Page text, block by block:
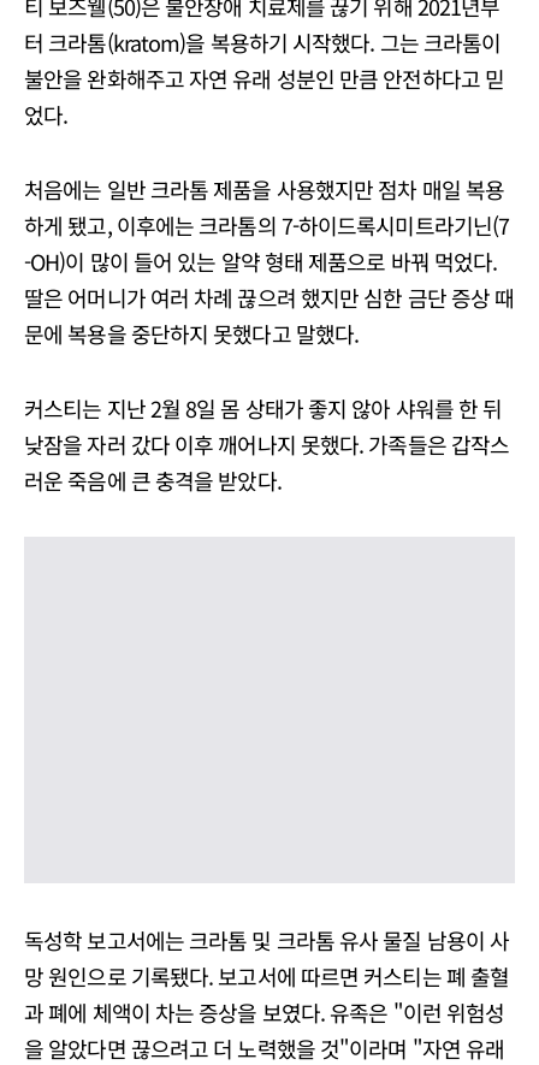
터 크라톰(kratom)을 복용하기 시작했다. 그는 크라톰이
불안을 완화해주고 자연 유래 성분인 만큼 안전하다고 믿
었다.
처음에는 일반 크라톰 제품을 사용했지만 점차 매일 복용
하게 됐고, 이후에는 크라톰의 7-하이드록시미트라기닌(7
-OH)이 많이 들어 있는 알약 형태 제품으로 바꿔 먹었다.
딸은 어머니가 여러 차례 끊으려 했지만 심한 금단 증상 때
문에 복용을 중단하지 못했다고 말했다.
커스티는 지난 2월 8일 몸 상태가 좋지 않아 샤워를 한 뒤
낮잠을 자러 갔다 이후 깨어나지 못했다. 가족들은 갑작스
러운 죽음에 큰 충격을 받았다.
독성학 보고서에는 크라톰 및 크라톰 유사 물질 남용이 사
망 원인으로 기록됐다. 보고서에 따르면 커스티는 폐 출혈
과 폐에 체액이 차는 증상을 보였다. 유족은 "이런 위험성
을 알았다면 끊으려고 더 노력했을 것"이라며 "자연 유래